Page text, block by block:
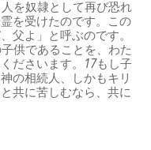
を奴隷として再び恐れ
を受けたのです。この
父よ」と呼ぶのです。
供であることを、わた
ださいます。 17もし子
の相続人、しかもキリ
共に苦しむなら、共に